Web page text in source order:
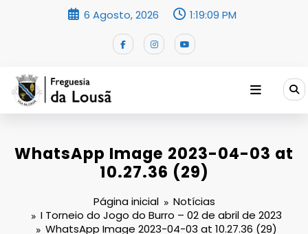
6 Agosto, 2026 1:19:10 PM
WhatsApp Image 2023-04-03 at
10.27.36 (29)
Página inicial
Notícias
I Torneio do Jogo do Burro – 02 de abril de 2023
WhatsApp Image 2023-04-03 at 10.27.36 (29)